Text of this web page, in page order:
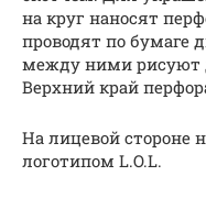
на круг наносят
проводят по бумаге
между ними рисуют
Верхний край
На лицевой стороне
логотипом L.O.L.